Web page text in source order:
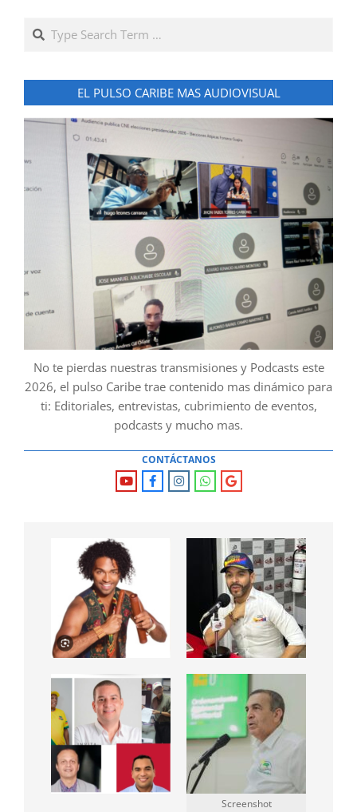
Search
EL PULSO CARIBE MAS AUDIOVISUAL
No te pierdas nuestras transmisiones y Podcasts este
2026, el pulso Caribe trae contenido mas dinámico para
ti: Editoriales, entrevistas, cubrimiento de eventos,
podcasts y mucho mas.
CONTÁCTANOS
Screenshot